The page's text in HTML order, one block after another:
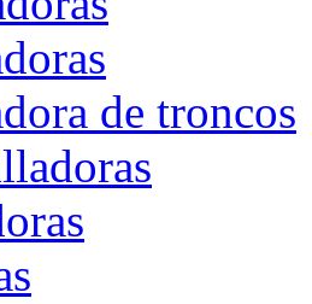
de troncos